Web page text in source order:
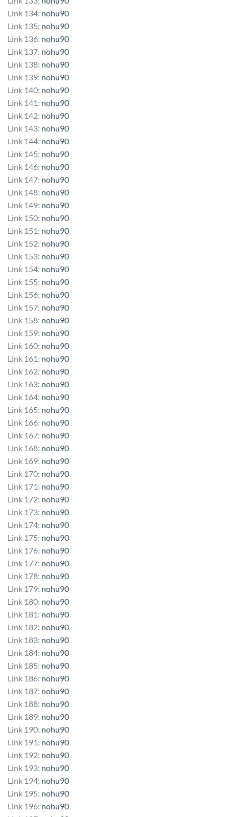
Link 134: nohu90
Link 135: nohu90
Link 136: nohu90
Link 137: nohu90
Link 138: nohu90
Link 139: nohu90
Link 140: nohu90
Link 141: nohu90
Link 142: nohu90
Link 143: nohu90
Link 144: nohu90
Link 145: nohu90
Link 146: nohu90
Link 147: nohu90
Link 148: nohu90
Link 149: nohu90
Link 150: nohu90
Link 151: nohu90
Link 152: nohu90
Link 153: nohu90
Link 154: nohu90
Link 155: nohu90
Link 156: nohu90
Link 157: nohu90
Link 158: nohu90
Link 159: nohu90
Link 160: nohu90
Link 161: nohu90
Link 162: nohu90
Link 163: nohu90
Link 164: nohu90
Link 165: nohu90
Link 166: nohu90
Link 167: nohu90
Link 168: nohu90
Link 169: nohu90
Link 170: nohu90
Link 171: nohu90
Link 172: nohu90
Link 173: nohu90
Link 174: nohu90
Link 175: nohu90
Link 176: nohu90
Link 177: nohu90
Link 178: nohu90
Link 179: nohu90
Link 180: nohu90
Link 181: nohu90
Link 182: nohu90
Link 183: nohu90
Link 184: nohu90
Link 185: nohu90
Link 186: nohu90
Link 187: nohu90
Link 188: nohu90
Link 189: nohu90
Link 190: nohu90
Link 191: nohu90
Link 192: nohu90
Link 193: nohu90
Link 194: nohu90
Link 195: nohu90
Link 196: nohu90